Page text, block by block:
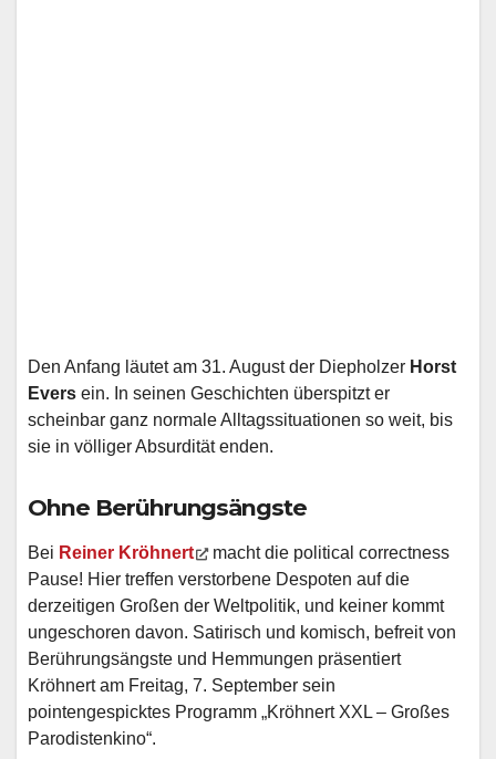
Den Anfang läutet am 31. August der Diepholzer Horst
Evers ein. In seinen Geschichten überspitzt er
scheinbar ganz normale Alltagssituationen so weit, bis
sie in völliger Absurdität enden.
Ohne Berührungsängste
Bei Reiner Kröhnert
macht die political correctness
Pause! Hier treffen verstorbene Despoten auf die
derzeitigen Großen der Weltpolitik, und keiner kommt
ungeschoren davon. Satirisch und komisch, befreit von
Berührungsängste und Hemmungen präsentiert
Kröhnert am Freitag, 7. September sein
pointengespicktes Programm „Kröhnert XXL – Großes
Parodistenkino“.